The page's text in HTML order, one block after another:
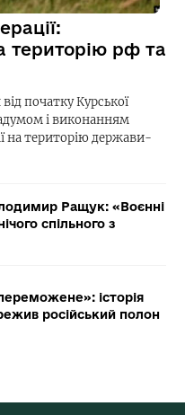
територію рф та
початку Курської
і виконанням
на територію держави-
Ращук: «Воєнні
спільного з
історія
російський полон